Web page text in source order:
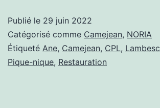
Publié le 29 juin 2022
Catégorisé comme Camejean, NORIA
Étiqueté Ane, Camejean, CPL, Lambesc
Pique-nique, Restauration